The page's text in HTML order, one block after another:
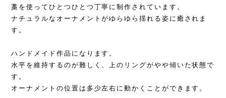
藁を使ってひとつひとつ丁寧に制作されています。
ナチュラルなオーナメントがゆらゆら揺れる姿に癒されま
す。
ハンドメイド作品になります。
水平を維持するのが難しく、上のリングがやや傾いた状態で
す。
オーナメントの位置は多少左右に動かくことができます。